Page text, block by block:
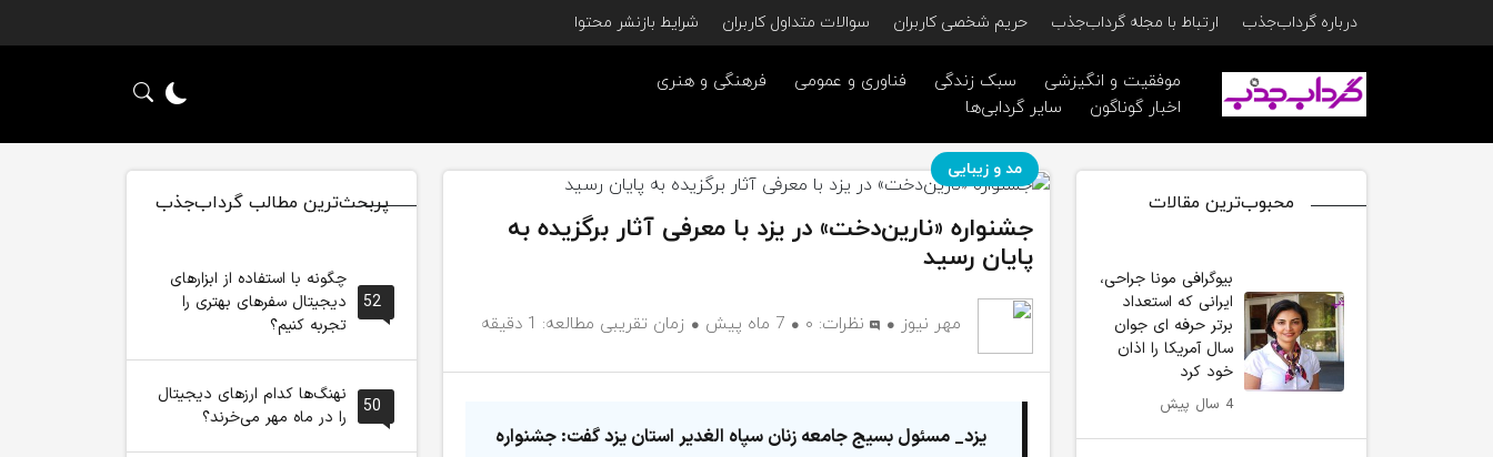
درباره گرداب‌جذب ارتباط با مجله گرداب‌جذب حریم شخصی کاربران سوالات متداول کاربران شرایط بازنشر محتوا
موفقیت و انگیزشی سبک زندگی فناوری و عمومی
فرهنگی و هنری
اخبار گوناگون
سایر گردابی‌ها
محبوب‌ترین مقالات
بیوگرافی مونا جراحی،
ایرانی که استعداد
برتر حرفه ای جوان
سال آمریکا را اذان
خود کرد
4 سال پیش
مد و زیبایی
جشنواره «نارین‌دخت» در یزد با معرفی آثار برگزیده به
پایان رسید
مهر نیوز نظرات: ۰ 7 ماه پیش زمان تقریبی مطالعه: 1 دقیقه
یزد_ مسئول بسیج جامعه زنان سپاه الغدیر استان یزد گفت: جشنواره
پربحث‌ترین مطالب گرداب‌جذب
52
چگونه با استفاده از ابزارهای
دیجیتال سفرهای بهتری را
تجربه کنیم؟
50
نهنگ‌ها کدام ارزهای دیجیتال
را در ماه مهر می‌خرند؟